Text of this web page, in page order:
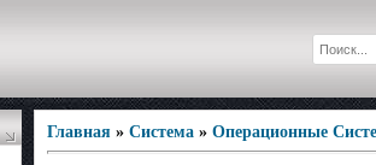
Главная » Система » Операционные